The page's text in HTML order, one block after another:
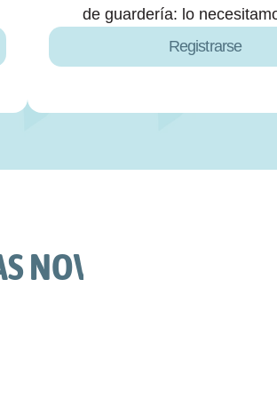
de guardería: lo
Registrarse
NOVEDADES,